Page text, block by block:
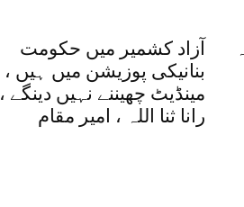
آزاد کشمیر میں حکومت
بنانیکی پوزیشن میں ہیں ،
مینڈیٹ چھیننے نہیں دینگے ،
رانا ثنا اللہ ، امیر مقام